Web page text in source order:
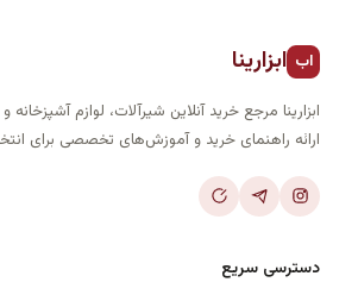
اب ابزارینا
ابزارینا مرجع خرید آنلاین شیرآلات، لوازم
ارائه راهنمای خرید و آموزش‌های تخصصی برای
دسترسی سریع